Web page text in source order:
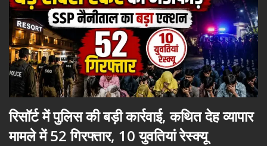
रिसॉर्ट में पुलिस की बड़ी कार्रवाई, कथित देह व्यापार
मामले में 52 गिरफ्तार, 10 युवतियां रेस्क्यू